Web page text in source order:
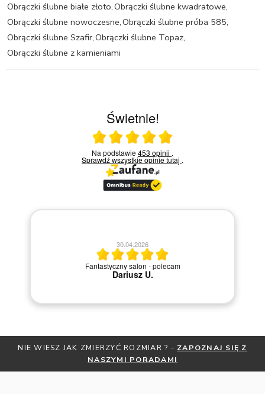
Obrączki ślubne białe złoto,Obrączki ślubne kwadratowe,
Obrączki ślubne nowoczesne,Obrączki ślubne próba 585,
Obrączki ślubne Szafir,Obrączki ślubne Topaz,
Obrączki ślubne z kamieniami
Świetnie!
Ocena średnia 5 na 5
Na podstawie453 opinii .
Sprawdź wszystkie opinietutaj .
20.04.2026
Szybka i sprawna obsługa.
NIE WIESZ JAK ZMIERZYĆ ROZMIAR ? - ZAPOZNAJ SIĘ Z
NASZYMI PORADAMI